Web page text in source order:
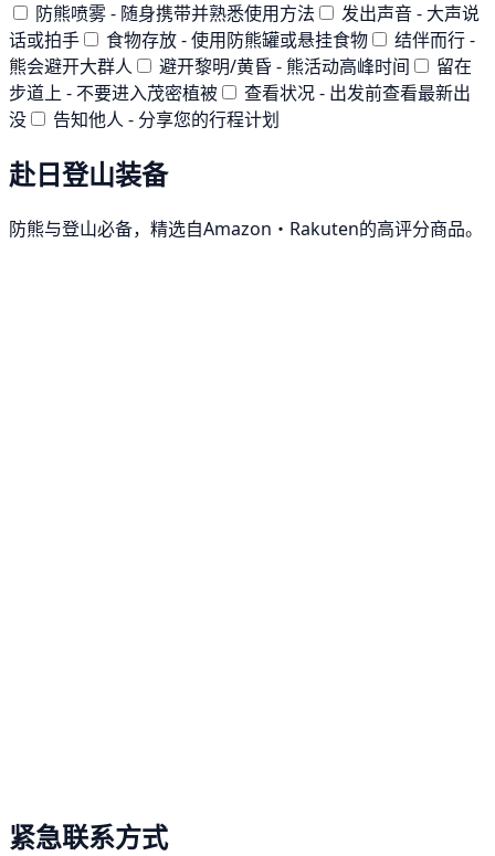
防熊喷雾 - 随身携带并熟悉使用方法
发出声音 - 大声说
话或拍手
食物存放 - 使用防熊罐或悬挂食物
结伴而行 -
熊会避开大群人
避开黎明/黄昏 - 熊活动高峰时间
留在
步道上 - 不要进入茂密植被
查看状况 - 出发前查看最新出
没
告知他人 - 分享您的行程计划
赴日登山装备
防熊与登山必备，精选自Amazon・Rakuten的高评分商品。
紧急联系方式